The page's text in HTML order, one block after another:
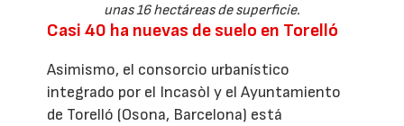
unas 16 hectáreas de superficie.
Casi 40 ha nuevas de suelo en Torelló
Asimismo, el consorcio urbanístico
integrado por el Incasòl y el Ayuntamiento
de Torelló (Osona, Barcelona) está